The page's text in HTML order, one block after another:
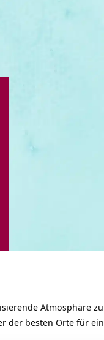
Atmosphäre zu
der besten Orte für ein